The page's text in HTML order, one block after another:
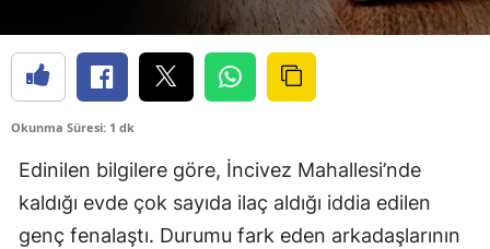
Okunma Süresi: 1 dk
Edinilen bilgilere göre, İncivez Mahallesi’nde
kaldığı evde çok sayıda ilaç aldığı iddia edilen
genç fenalaştı. Durumu fark eden arkadaşlarının